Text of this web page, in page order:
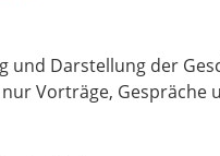
und Darstellung der
Vorträge, Gespräche